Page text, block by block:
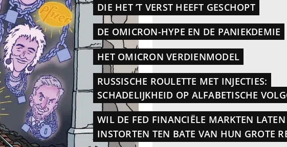
DIE HET ’T VERST HEEFT GESCHOPT
DE OMICRON-HYPE EN DE PANIEKDEMIE
HET OMICRON VERDIENMODEL
RUSSISCHE ROULETTE MET INJECTIES:
SCHADELIJKHEID OP ALFABETISCHE
WIL DE FED FINANCIËLE MARKTEN LATEN
INSTORTEN TEN BATE VAN HUN GROTE